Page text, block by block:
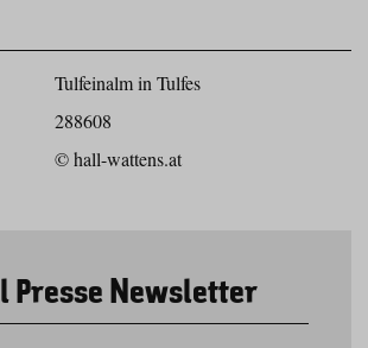
Tulfeinalm in Tulfes
288608
© hall-wattens.at
Presse Newsletter